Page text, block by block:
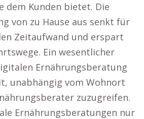
dem Kunden bietet. Die
von zu Hause aus senkt für
Zeitaufwand und erspart
Ein wesentlicher
Ernährungsberatung
unabhängig vom Wohnort
zuzugreifen.
Ernährungsberatungen nur